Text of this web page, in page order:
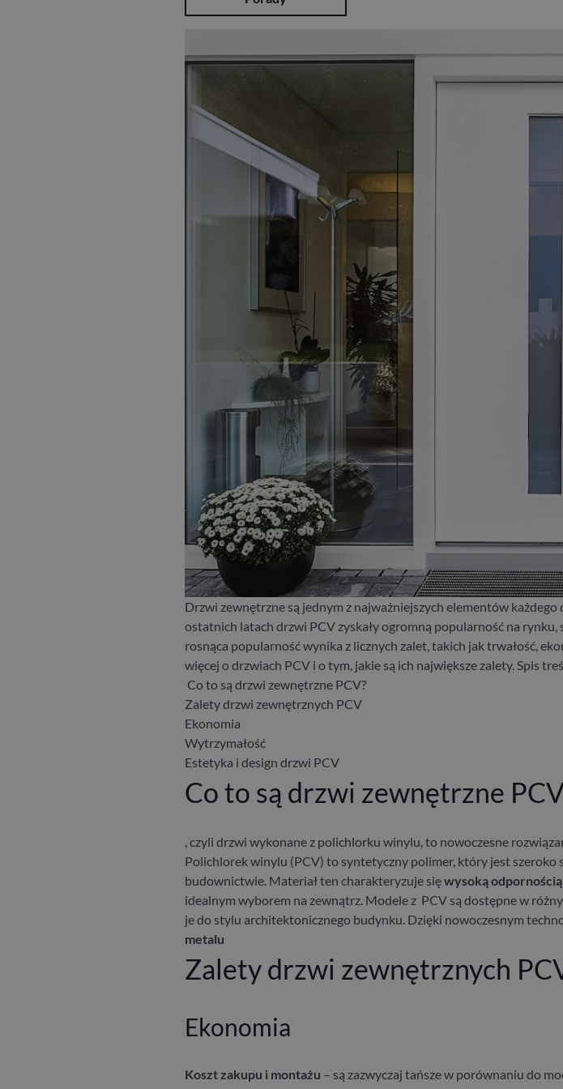
Drzwi zewnętrzne są jednym z najważniejszych elementów
ostatnich latach drzwi PCV zyskały ogromną popularność na
rosnąca popularność wynika z licznych zalet, takich jak trwałość,
więcej o drzwiach PCV i o tym, jakie są ich największe zalety.Spis
Co to są drzwi zewnętrzne PCV?
Zalety drzwi zewnętrznych PCV
Ekonomia
Wytrzymałość
Estetyka i design drzwi PCV
Co to są drzwi zewnętrzne
, czyli drzwi wykonane z polichlorku winylu, to nowoczesne
Polichlorek winylu (PCV) to syntetyczny polimer, który jest szeroko
budownictwie. Materiał ten charakteryzuje sięwysoką
idealnym wyborem na zewnątrz. Modele z PCV są dostępne w
je do stylu architektonicznego budynku. Dzięki nowoczesnym
metalu
Zalety drzwi zewnętrznych
Ekonomia
Koszt zakupu i montażu – są zazwyczaj tańsze w porównaniu do